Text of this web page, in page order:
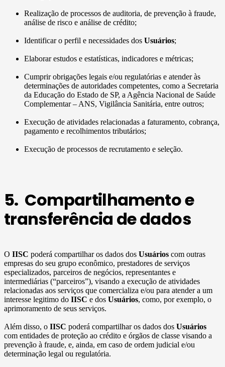
Realização de processos de auditoria, de prevenção à fraude,
análise de risco e análise de crédito;
Identificar o perfil e necessidades dos Usuários;
Elaborar estudos e estatísticas, indicadores e métricas;
Cumprir obrigações legais e/ou regulatórias e atender às
determinações de autoridades competentes, como a Secretaria
da Educação do Estado de SP, a Agência Nacional de Saúde
Complementar – ANS, Vigilância Sanitária, entre outros;
Execução de atividades relacionadas a faturamento, cobrança,
pagamento e recolhimentos tributários;
Execução de processos de recrutamento e seleção.
5. Compartilhamento e
transferência de dados
O IISC poderá compartilhar os dados dos Usuários com outras
empresas do seu grupo econômico, prestadores de serviços
especializados, parceiros de negócios, representantes e
intermediárias (“parceiros”), visando a execução de atividades
relacionadas aos serviços que comercializa e/ou para atender a um
interesse legitimo do IISC e dos Usuários, como, por exemplo, o
aprimoramento de seus serviços.
Além disso, o IISC poderá compartilhar os dados dos Usuários
com entidades de proteção ao crédito e órgãos de classe visando a
prevenção à fraude, e, ainda, em caso de ordem judicial e/ou
determinação legal ou regulatória.